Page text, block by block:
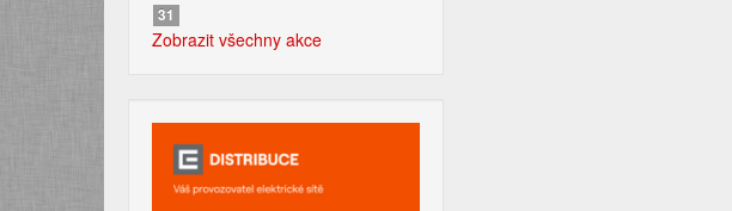
31
Zobrazit všechny akce